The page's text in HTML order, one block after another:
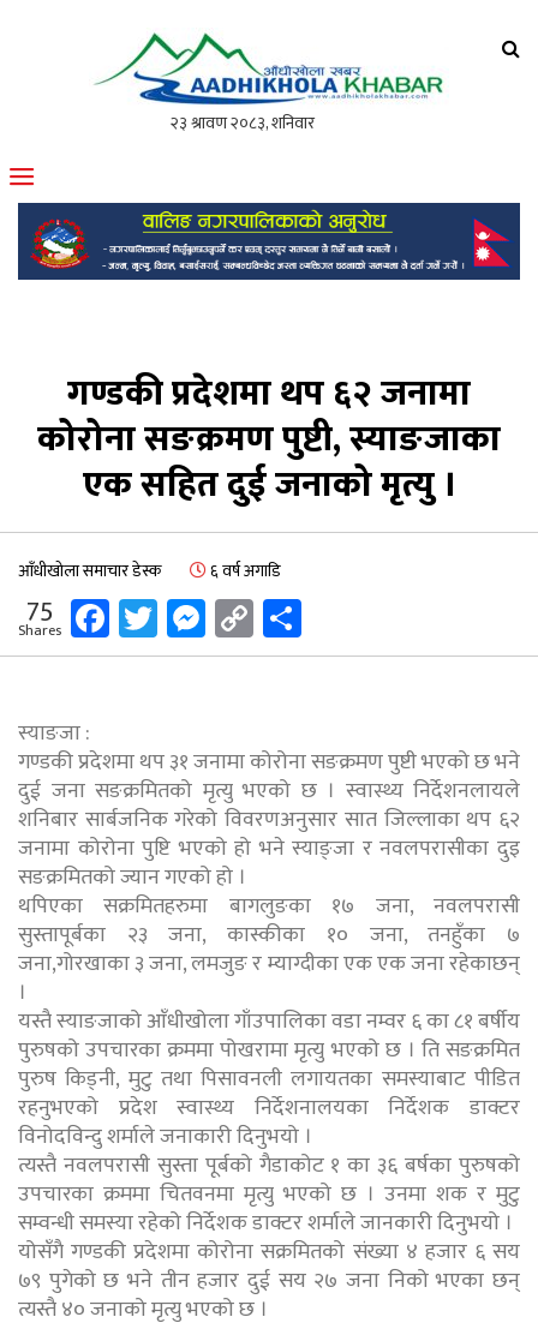
मोफसलकै लोकप्रिय अनलाइन पत्रिका
गण्डकी प्रदेशमा थप ६२ जनामा
कोरोना सङक्रमण पुष्टी, स्याङजाका
एक सहित दुई जनाको मृत्यु ।
आँधीखोला समाचार डेस्क ६ वर्ष अगाडि
75
Shares Facebook
Twitter
Messenger
Copy
Link
स्याङजा :
गण्डकी प्रदेशमा थप ३१ जनामा कोरोना सङक्रमण पुष्टी भएको छ भने
दुई जना सङक्रमितको मृत्यु भएको छ । स्वास्थ्य निर्देशनलायले
शनिबार सार्बजनिक गरेको विवरणअनुसार सात जिल्लाका थप ६२
जनामा कोरोना पुष्टि भएको हो भने स्याङ्जा र नवलपरासीका दुइ
सङक्रमितको ज्यान गएको हो ।
थपिएका सक्रमितहरुमा बागलुङका १७ जना, नवलपरासी
सुस्तापूर्बका २३ जना, कास्कीका १० जना, तनहुँका ७
जना,गोरखाका ३ जना, लमजुङ र म्याग्दीका एक एक जना रहेकाछन्
।
यस्तै स्याङजाको आँधीखोला गाँउपालिका वडा नम्वर ६ का ८१ बर्षीय
पुरुषको उपचारका क्रममा पोखरामा मृत्यु भएको छ । ति सङक्रमित
पुरुष किड्नी, मुटु तथा पिसावनली लगायतका समस्याबाट पीडित
रहनुभएको प्रदेश स्वास्थ्य निर्देशनालयका निर्देशक डाक्टर
विनोदविन्दु शर्माले जनाकारी दिनुभयो ।
त्यस्तै नवलपरासी सुस्ता पूर्बको गैडाकोट १ का ३६ बर्षका पुरुषको
उपचारका क्रममा चितवनमा मृत्यु भएको छ । उनमा शक र मुटु
सम्वन्धी समस्या रहेको निर्देशक डाक्टर शर्माले जानकारी दिनुभयो ।
योसँगै गण्डकी प्रदेशमा कोरोना सक्रमितको संख्या ४ हजार ६ सय
७९ पुगेको छ भने तीन हजार दुई सय २७ जना निको भएका छन्
त्यस्तै ४० जनाको मृत्यु भएको छ ।